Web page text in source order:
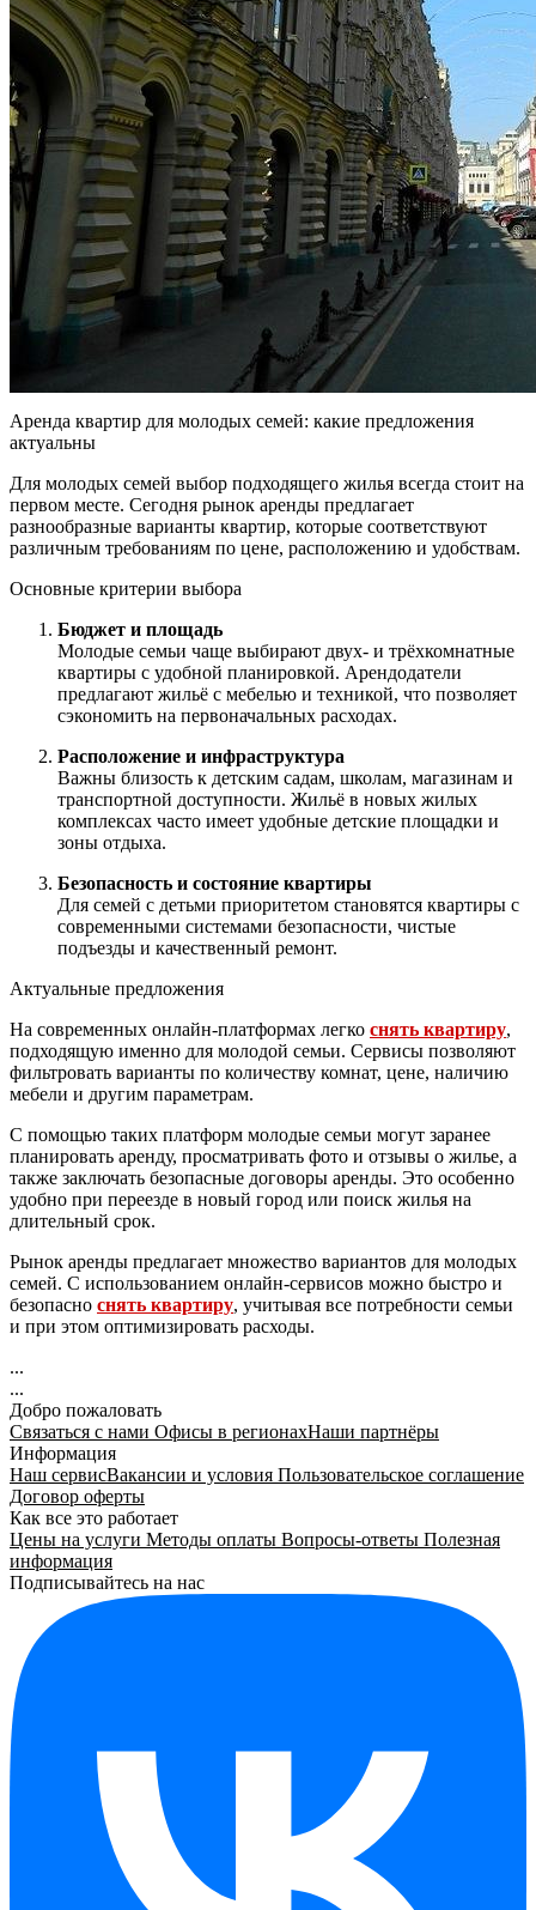
Аренда квартир для молодых семей: какие предложения
актуальны
Для молодых семей выбор подходящего жилья всегда стоит на
первом месте. Сегодня рынок аренды предлагает
разнообразные варианты квартир, которые соответствуют
различным требованиям по цене, расположению и удобствам.
Основные критерии выбора
Бюджет и площадь
Молодые семьи чаще выбирают двух- и трёхкомнатные
квартиры с удобной планировкой. Арендодатели
предлагают жильё с мебелью и техникой, что позволяет
сэкономить на первоначальных расходах.
Расположение и инфраструктура
Важны близость к детским садам, школам, магазинам и
транспортной доступности. Жильё в новых жилых
комплексах часто имеет удобные детские площадки и
зоны отдыха.
Безопасность и состояние квартиры
Для семей с детьми приоритетом становятся квартиры с
современными системами безопасности, чистые
подъезды и качественный ремонт.
Актуальные предложения
На современных онлайн-платформах легко снять квартиру,
подходящую именно для молодой семьи. Сервисы позволяют
фильтровать варианты по количеству комнат, цене, наличию
мебели и другим параметрам.
С помощью таких платформ молодые семьи могут заранее
планировать аренду, просматривать фото и отзывы о жилье, а
также заключать безопасные договоры аренды. Это особенно
удобно при переезде в новый город или поиск жилья на
длительный срок.
Рынок аренды предлагает множество вариантов для молодых
семей. С использованием онлайн-сервисов можно быстро и
безопасно снять квартиру, учитывая все потребности семьи
и при этом оптимизировать расходы.
...
...
Добро пожаловать
Связаться с нами Офисы в регионахНаши партнёры
Информация
Наш сервисВакансии и условия Пользовательское соглашение
Договор оферты
Как все это работает
Цены на услуги Методы оплаты Вопросы-ответы Полезная
информация
Подписывайтесь на нас